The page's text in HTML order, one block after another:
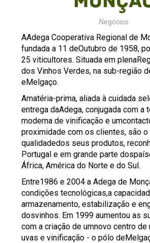
Negócios
AAdega Cooperativa Regional de
fundada a 11 deOutubro de 1958,
25 viticultores. Situada em
dos Vinhos Verdes, na sub-região
eMelgaço.
Amatéria-prima, aliada à cuidada
entrega daAdega, conjugada com a
moderna de vinificação e
proximidade com os clientes, são o
qualidadedos seus produtos,
Portugal e em grande parte
África, América do Norte e do Sul.
Entre1986 e 2004 a Adega de
condições tecnológicas,a
armazenamento, estabilização e
dosvinhos. Em 1999 aumentou as
com a criação de umnovo centro de
uvas e vinificação - o pólo